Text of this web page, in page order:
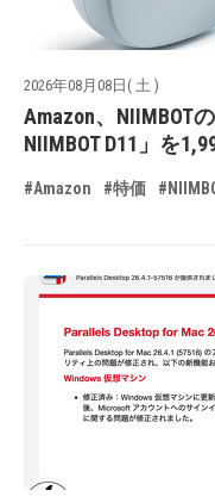
2026年08月08日( 土 )
Amazon、NIIMBOT
NIIMBOT D11」を
#Amazon #特価